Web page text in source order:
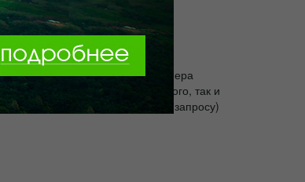
Кондиционер. В стоимость номера
для размещения как одного, так и
Халат (по запросу) Халат (по запросу)